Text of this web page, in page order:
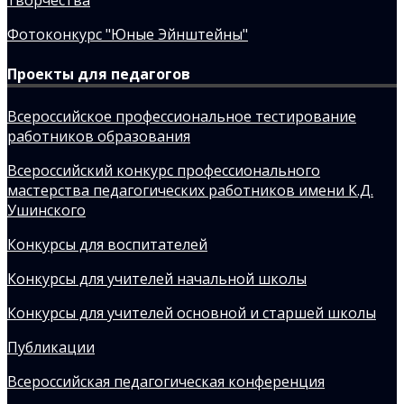
Фотоконкурс "Юные Эйнштейны"
Проекты для педагогов
Всероссийское профессиональное тестирование
работников образования
Всероссийский конкурс профессионального
мастерства педагогических работников имени К.Д.
Ушинского
Конкурсы для воспитателей
Конкурсы для учителей начальной школы
Конкурсы для учителей основной и старшей школы
Публикации
Всероссийская педагогическая конференция